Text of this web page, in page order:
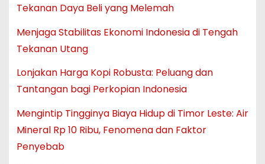
Tekanan Daya Beli yang Melemah
Menjaga Stabilitas Ekonomi Indonesia di Tengah
Tekanan Utang
Lonjakan Harga Kopi Robusta: Peluang dan
Tantangan bagi Perkopian Indonesia
Mengintip Tingginya Biaya Hidup di Timor Leste: Air
Mineral Rp 10 Ribu, Fenomena dan Faktor
Penyebab